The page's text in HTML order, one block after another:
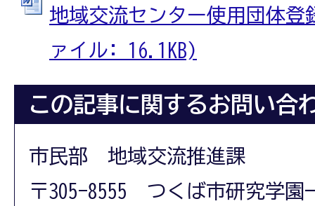
地域交流センター使用団体登
ァイル: 16.1KB)
この記事に関するお問い合
市民部 地域交流推進課
〒305-8555 つくば市研究学園